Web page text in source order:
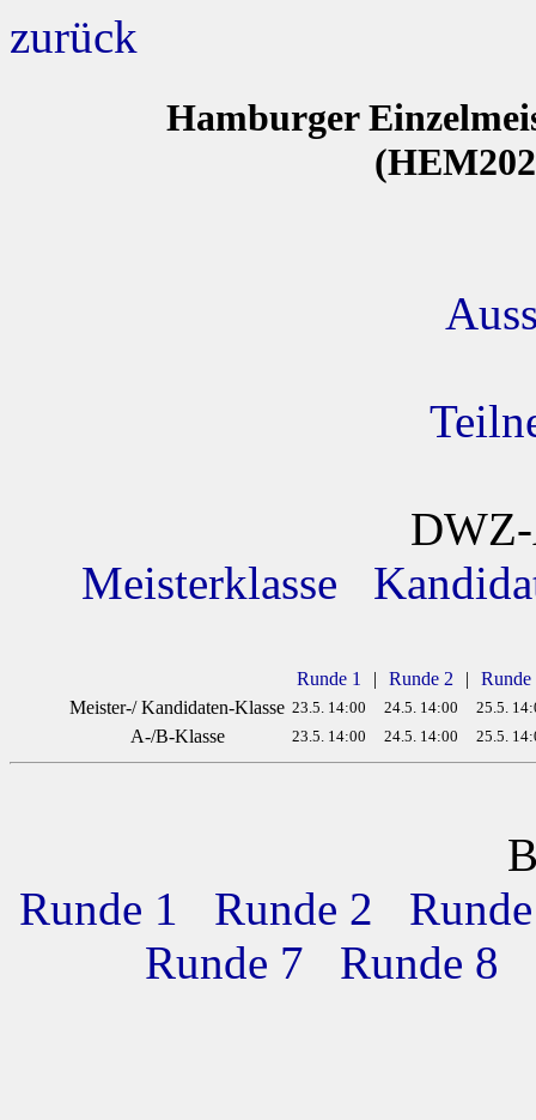
zurück
Hamburger
Meisterklasse
Runde 1 | Runde 2 |
Runde
Meister-/ Kandidaten-Klasse 23.5. 14:00 24.5. 14:00 25.5.
A-/B-Klasse 23.5. 14:00 24.5. 14:00 25.5.
Runde 1
Runde 2
Runde 7
Runde 8